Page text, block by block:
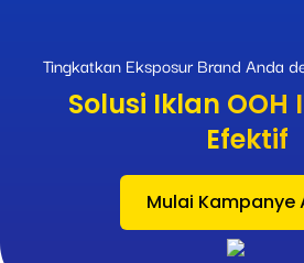
Tingkatkan Eksposur Brand Anda
Solusi Iklan
Efektif
Mulai Kampanye